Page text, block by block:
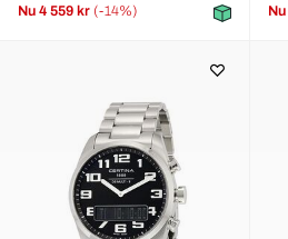
Nu 4 559 kr (-14%)
Nu